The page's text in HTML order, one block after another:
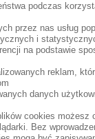
Nie
względu na
podczas
przez nas usług
i
na podstawie
reklam,
danych
cookies możesz
Bez